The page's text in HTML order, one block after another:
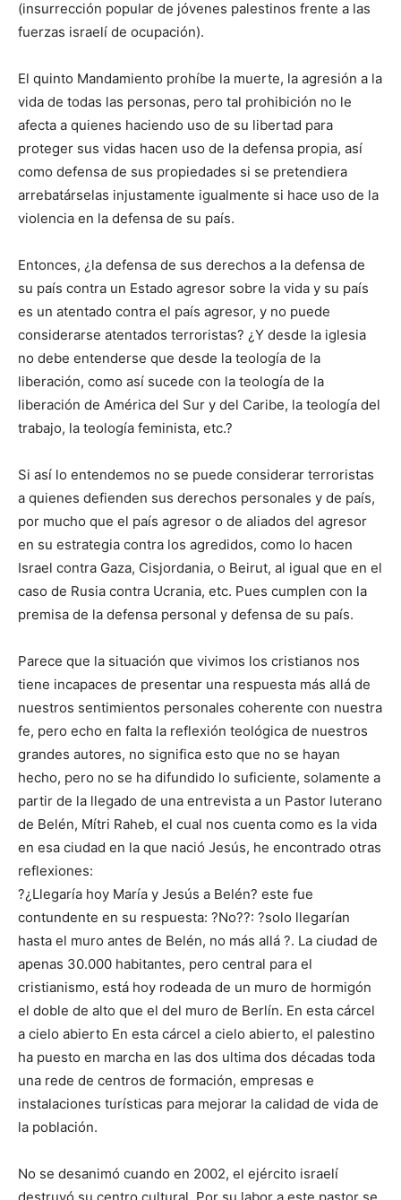
(insurrección popular de jóvenes palestinos frente a las
fuerzas israelí de ocupación).
El quinto Mandamiento prohíbe la muerte, la agresión a la
vida de todas las personas, pero tal prohibición no le
afecta a quienes haciendo uso de su libertad para
proteger sus vidas hacen uso de la defensa propia, así
como defensa de sus propiedades si se pretendiera
arrebatárselas injustamente igualmente si hace uso de la
violencia en la defensa de su país.
Entonces, ¿la defensa de sus derechos a la defensa de
su país contra un Estado agresor sobre la vida y su país
es un atentado contra el país agresor, y no puede
considerarse atentados terroristas? ¿Y desde la iglesia
no debe entenderse que desde la teología de la
liberación, como así sucede con la teología de la
liberación de América del Sur y del Caribe, la teología del
trabajo, la teología feminista, etc.?
Si así lo entendemos no se puede considerar terroristas
a quienes defienden sus derechos personales y de país,
por mucho que el país agresor o de aliados del agresor
en su estrategia contra los agredidos, como lo hacen
Israel contra Gaza, Cisjordania, o Beirut, al igual que en el
caso de Rusia contra Ucrania, etc. Pues cumplen con la
premisa de la defensa personal y defensa de su país.
Parece que la situación que vivimos los cristianos nos
tiene incapaces de presentar una respuesta más allá de
nuestros sentimientos personales coherente con nuestra
fe, pero echo en falta la reflexión teológica de nuestros
grandes autores, no significa esto que no se hayan
hecho, pero no se ha difundido lo suficiente, solamente a
partir de la llegado de una entrevista a un Pastor luterano
de Belén, Mítri Raheb, el cual nos cuenta como es la vida
en esa ciudad en la que nació Jesús, he encontrado otras
reflexiones:
?¿Llegaría hoy María y Jesús a Belén? este fue
contundente en su respuesta: ?No??: ?solo llegarían
hasta el muro antes de Belén, no más allá ?. La ciudad de
apenas 30.000 habitantes, pero central para el
cristianismo, está hoy rodeada de un muro de hormigón
el doble de alto que el del muro de Berlín. En esta cárcel
a cielo abierto En esta cárcel a cielo abierto, el palestino
ha puesto en marcha en las dos ultima dos décadas toda
una rede de centros de formación, empresas e
instalaciones turísticas para mejorar la calidad de vida de
la población.
No se desanimó cuando en 2002, el ejército israelí
destruyó su centro cultural. Por su labor a este pastor se